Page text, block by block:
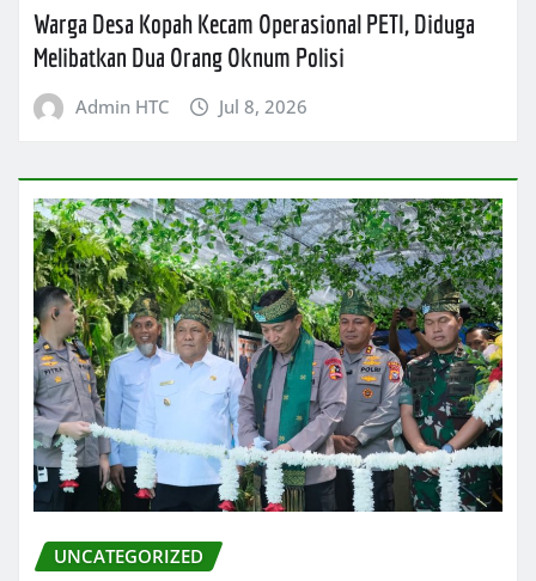
Warga Desa Kopah Kecam Operasional PETI, Diduga
Melibatkan Dua Orang Oknum Polisi
Admin HTC Jul 8, 2026
UNCATEGORIZED